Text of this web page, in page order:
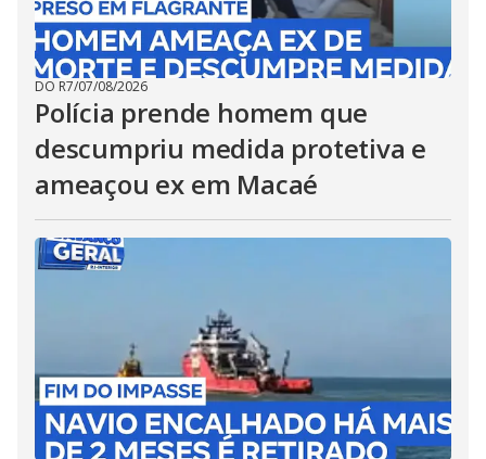
DO R7/07/08/2026
Polícia prende homem que
descumpriu medida protetiva e
ameaçou ex em Macaé